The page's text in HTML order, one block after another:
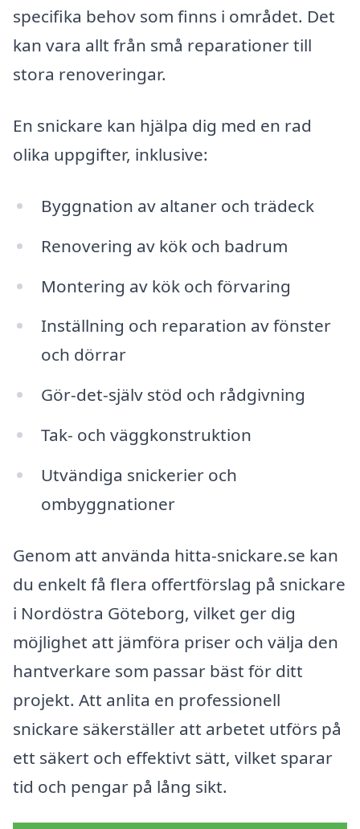
specifika behov som finns i området. Det
kan vara allt från små reparationer till
stora renoveringar.
En snickare kan hjälpa dig med en rad
olika uppgifter, inklusive:
Byggnation av altaner och trädeck
Renovering av kök och badrum
Montering av kök och förvaring
Inställning och reparation av fönster
och dörrar
Gör-det-själv stöd och rådgivning
Tak- och väggkonstruktion
Utvändiga snickerier och
ombyggnationer
Genom att använda hitta-snickare.se kan
du enkelt få flera offertförslag på snickare
i Nordöstra Göteborg, vilket ger dig
möjlighet att jämföra priser och välja den
hantverkare som passar bäst för ditt
projekt. Att anlita en professionell
snickare säkerställer att arbetet utförs på
ett säkert och effektivt sätt, vilket sparar
tid och pengar på lång sikt.